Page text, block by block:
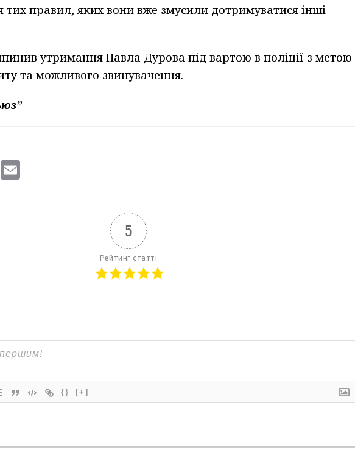
тих правил, яких вони вже змусили дотримуватися інші
утримання Павла Дурова під вартою в поліції з метою
та можливого звинувачення.
WhatsApp
5
Рейтинг статті
{} [+]